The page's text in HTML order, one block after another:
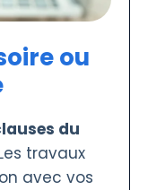
ou
du
travaux
avec vos